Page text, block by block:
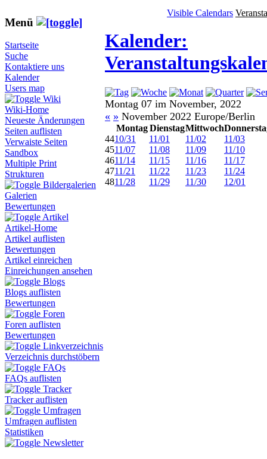
Menü
Startseite
Suche
Kontaktiere uns
Kalender
Users map
Wiki
Wiki-Home
Neueste Änderungen
Seiten auflisten
Verwaiste Seiten
Sandbox
Multiple Print
Strukturen
Bildergalerien
Galerien
Bewertungen
Artikel
Artikel-Home
Artikel auflisten
Bewertungen
Artikel einreichen
Einreichungen ansehen
Blogs
Blogs auflisten
Bewertungen
Foren
Foren auflisten
Bewertungen
Linkverzeichnis
Verzeichnis durchstöbern
FAQs
FAQs auflisten
Tracker
Tracker auflisten
Umfragen
Umfragen auflisten
Statistiken
Newsletter
Visible Calendars
Kalender:
Montag 07 im November, 2022
« » November 2022 Europe/Berlin
Montag DienstagMittwoch
4410/31 11/01 11/02
11/03
4511/07 11/08 11/09
11/10
4611/14 11/15 11/16
11/17
4711/21 11/22 11/23
11/24
4811/28 11/29 11/30 12/01